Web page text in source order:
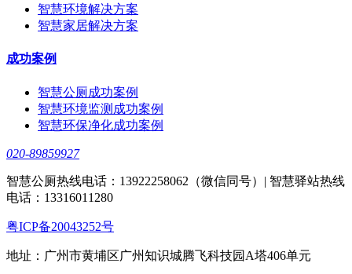
智慧环境解决方案
智慧家居解决方案
成功案例
智慧公厕成功案例
智慧环境监测成功案例
智慧环保净化成功案例
020-89859927
智慧公厕热线电话：13922258062（微信同号）| 智慧驿站热线
电话：13316011280
粤ICP备20043252号
地址：广州市黄埔区广州知识城腾飞科技园A塔406单元